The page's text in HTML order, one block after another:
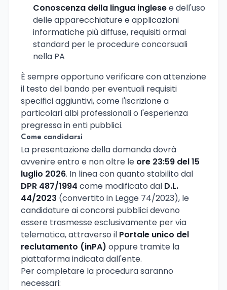
Conoscenza della lingua inglesee dell'uso
delle apparecchiature e applicazioni
informatiche più diffuse, requisiti ormai
standard per le procedure concorsuali
nella PA
È sempre opportuno verificare con attenzione
il testo del bando per eventuali requisiti
specifici aggiuntivi, come l'iscrizione a
particolari albi professionali o l'esperienza
pregressa in enti pubblici.
Come candidarsi
La presentazione della domanda dovrà
avvenire entro e non oltre le ore 23:59 del 15
luglio 2026. In linea con quanto stabilito dal
DPR 487/1994 come modificato dal D.L.
44/2023 (convertito in Legge 74/2023), le
candidature ai concorsi pubblici devono
essere trasmesse esclusivamente per via
telematica, attraverso il Portale unico del
reclutamento (inPA) oppure tramite la
piattaforma indicata dall'ente.
Per completare la procedura saranno
necessari: